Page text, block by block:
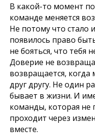
В какой-то момент
команде меняется
Не потому что стало
появилось право
не бояться, что тебя
Доверие не
возвращается,
друг другу. Не один
бывает в жизни. И
команды, которая не
проходит через
вместе.